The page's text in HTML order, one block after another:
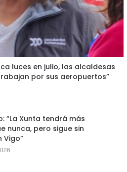
luces en julio, las alcaldesas
por sus aeropuertos”
“La Xunta tendrá más
nunca, pero sigue sin
Vigo”